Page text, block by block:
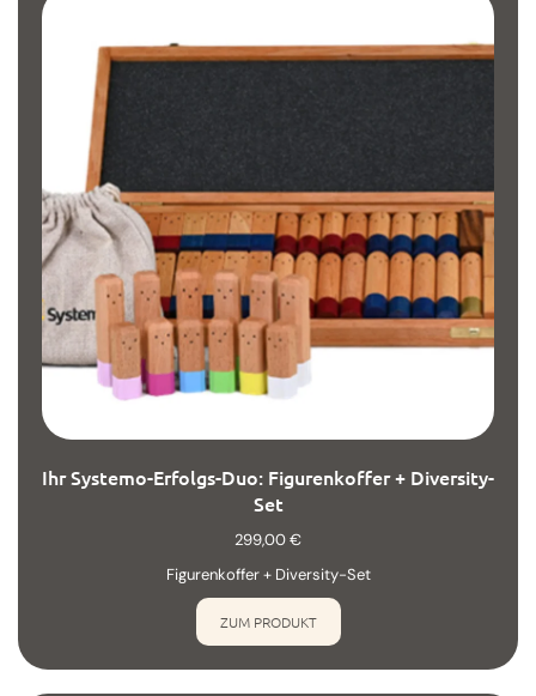
Ihr Systemo-Erfolgs-Duo: Figurenkoffer + Diversity-
Set
299,00€
Figurenkoffer + Diversity-Set
ZUM PRODUKT